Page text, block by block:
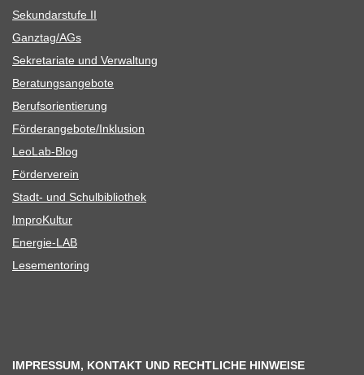
Sekun­dar­stufe II
Ganztag/​​AGs
Sekre­ta­riate und Verwaltung
Bera­tungs­an­ge­bote
Berufs­ori­en­tie­rung
Förderangebote/​​Inklusion
Leo­Lab-Blog
För­der­ver­ein
Stadt- und Schulbibliothek
Impro­Kul­tur
Ener­­gie-LAB
Lese­men­to­ring
IMPRESSUM, KONTAKT UND RECHTLICHE HINWEISE